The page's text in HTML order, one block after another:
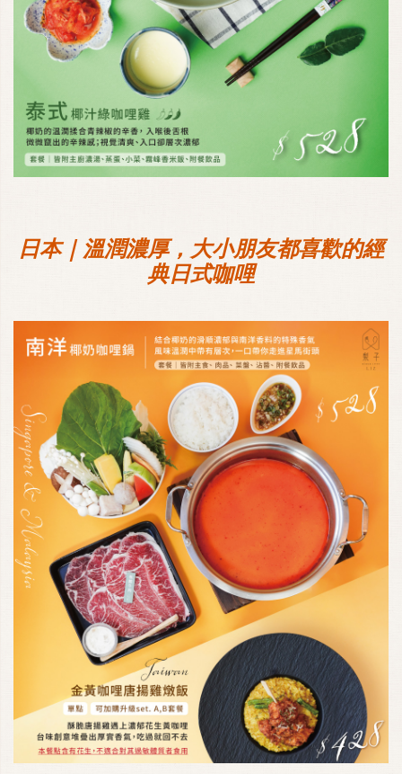
日本｜溫潤濃厚，大小朋友都喜歡的經
典日式咖哩